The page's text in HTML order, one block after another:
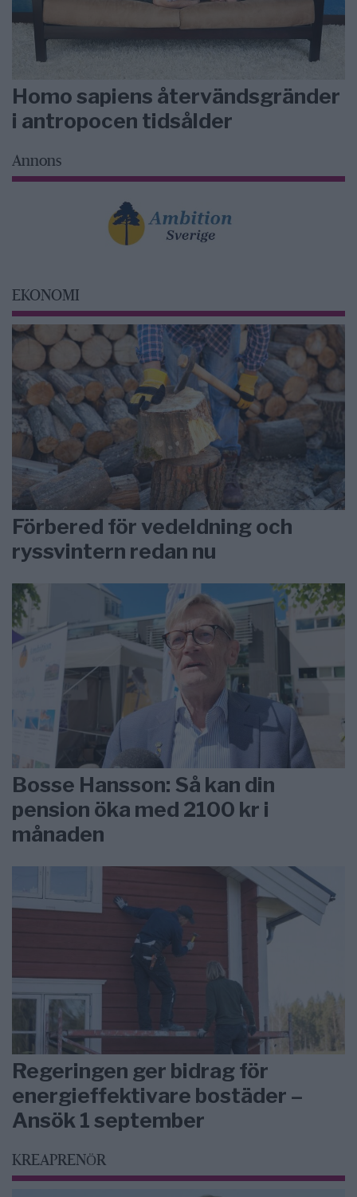
Homo sapiens återvändsgränder
i antropocen tidsålder
Annons
EKONOMI
Förbered för vedeldning och
ryssvintern redan nu
Bosse Hansson: Så kan din
pension öka med 2100 kr i
månaden
Regeringen ger bidrag för
energieffektivare bostäder –
Ansök 1 september
KREAPRENÖR